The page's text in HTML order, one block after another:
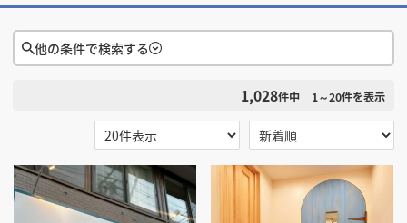
店舗設計施工.comとは
掲載希望のデザイン設計・施工会社様へ
店舗開業・改装をご検討中の方へ
他の条件で検索する
検索条件をクリア
業種 選択する
1,028件中 1～20件を表示